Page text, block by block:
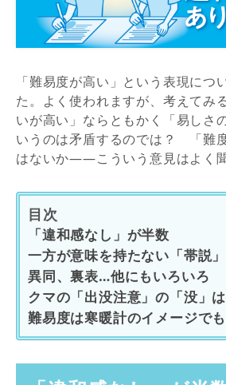
「難易度が高い」という表現につ
た。よく使われますが、考えてみ
いが高い」ならともかく「易しさ
いうのは矛盾するのでは？ 「難
はないか――こういう意見はよく聞
目次
「違和感なし」が半数
一方が意味を持たない「帯説」
異同、裏表…他にもいろいろ
クマの「出没注意」の「没」
難易度は寒暖計のイメージで